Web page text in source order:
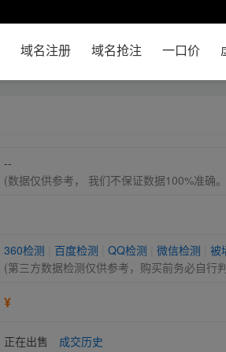
域名注册 域名抢注 一口价
--
(数据仅供参考， 我们不保证数据100%准确
360检测 百度检测 QQ检测 微信检测 被
(第三方数据检测仅供参考，购买前务必自行
¥
正在出售 成交历史